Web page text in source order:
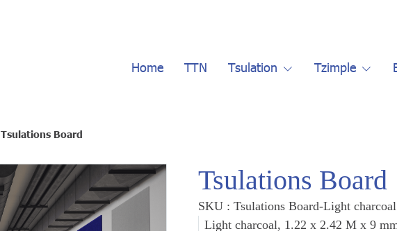
Home TTN Tsulation Tzimple
Tsulations Board
Tsulations Board
SKU : Tsulations Board-Light
Light charcoal, 1.22 x 2.42 M x 9